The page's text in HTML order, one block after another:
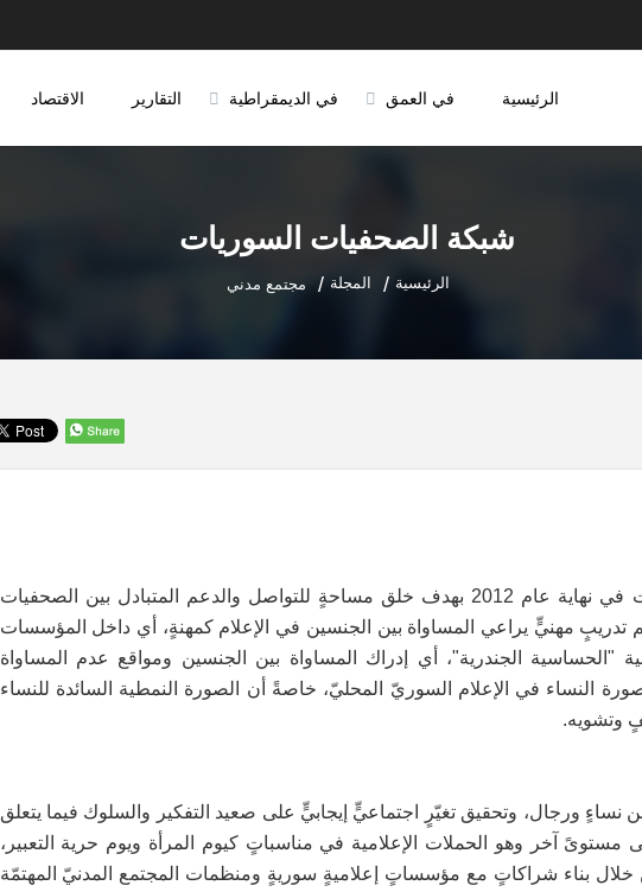
الرئيسية في العمق في الديمقراطية التقارير الاقتصاد
شبكة الصحفيات السوريات
الرئيسية المجلة مجتمع مدني
شبكة الصحفيات السوريات مؤسسةٌ غير ربحيةٍ، تأسّست في نهاية عام 2012 بهدف خلق مساحةٍ للتواصل والدعم المتبادل بين الصحفيات
تدريبٍ مهنيٍّ يراعي المساواة بين الجنسين في الإعلام كمهنةٍ، أي داخل المؤسسات
"الحساسية الجندرية"، أي إدراك المساواة بين الجنسين ومواقع عدم المساواة
النساء في الإعلام السوريّ المحليّ، خاصةً أن الصورة النمطية السائدة للنساء
وتشويه.
ورجال، وتحقيق تغيّرٍ اجتماعيٍّ إيجابيٍّ على صعيد التفكير والسلوك فيما يتعلق
مستوىً آخر وهو الحملات الإعلامية في مناسباتٍ كيوم المرأة ويوم حرية التعبير،
خلال بناء شراكاتٍ مع مؤسساتٍ إعلاميةٍ سوريةٍ ومنظمات المجتمع المدنيّ المهتمّة